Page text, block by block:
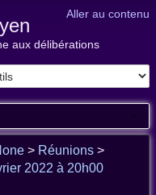
Aller au contenu
aux délibérations
> Réunions >
2022 à 20h00